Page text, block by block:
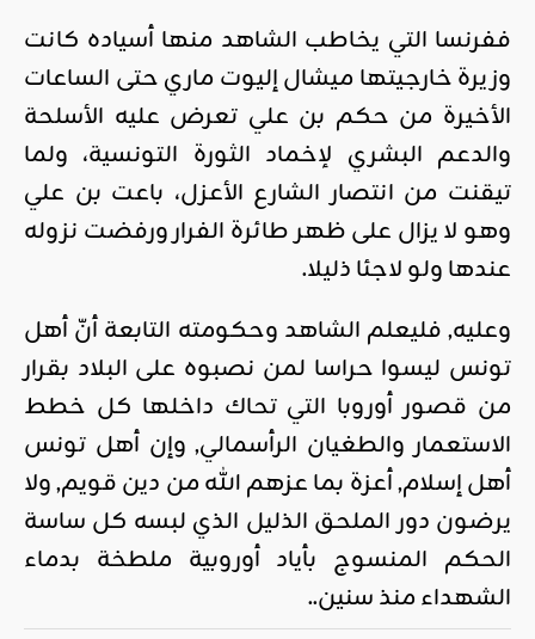
ففرنسا التي يخاطب الشاهد منها أسياده كانت
وزيرة خارجيتها ميشال إليوت ماري حتى الساعات
الأخيرة من حكم بن علي تعرض عليه الأسلحة
والدعم البشري لإخماد الثورة التونسية، ولما
تيقنت من انتصار الشارع الأعزل، باعت بن علي
وهو لا يزال على ظهر طائرة الفرار ورفضت نزوله
عندها ولو لاجئا ذليلا.
وعليه, فليعلم الشاهد وحكومته التابعة أنّ أهل
تونس ليسوا حراسا لمن نصبوه على البلاد بقرار
من قصور أوروبا التي تحاك داخلها كل خطط
الاستعمار والطغيان الرأسمالي, وإن أهل تونس
أهل إسلام, أعزة بما عزهم الله من دين قويم, ولا
يرضون دور الملحق الذليل الذي لبسه كل ساسة
الحكم المنسوج بأياد أوروبية ملطخة بدماء
الشهداء منذ سنين..